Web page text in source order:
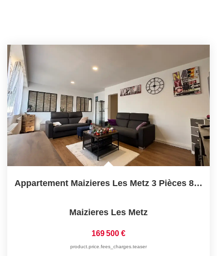
Appartement Maizieres Les Metz 3 Pièces 82.69 M2
Maizieres Les Metz
169 500 €
product.price.fees_charges.teaser